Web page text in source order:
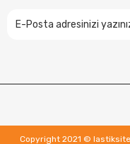
Copyright 2021 ©